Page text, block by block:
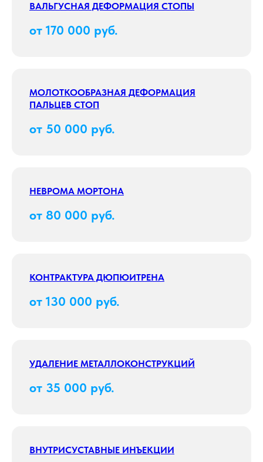
ВАЛЬГУСНАЯ ДЕФОРМАЦИЯ СТОПЫ
от 170 000 руб.
МОЛОТКООБРАЗНАЯ ДЕФОРМАЦИЯ
ПАЛЬЦЕВ СТОП
от 50 000 руб.
НЕВРОМА МОРТОНА
от 80 000 руб.
КОНТРАКТУРА ДЮПЮИТРЕНА
от 130 000 руб.
УДАЛЕНИЕ МЕТАЛЛОКОНСТРУКЦИЙ
от 35 000 руб.
ВНУТРИСУСТАВНЫЕ ИНЪЕКЦИИ